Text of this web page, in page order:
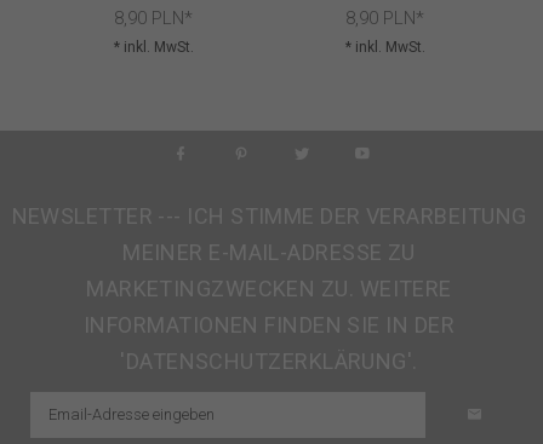
8,90 PLN*
* inkl. MwSt.
8,90 PLN*
* inkl. MwSt.
NEWSLETTER --- ICH STIMME DER VERARBEITUNG
MEINER E-MAIL-ADRESSE ZU
MARKETINGZWECKEN ZU. WEITERE
INFORMATIONEN FINDEN SIE IN DER
'DATENSCHUTZERKLÄRUNG'.